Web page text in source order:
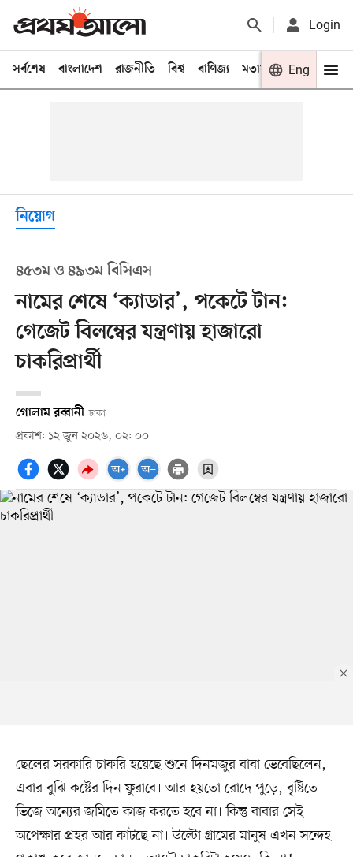
Login
সর্বশেষ বাংলাদেশ রাজনীতি বিশ্ব বাণিজ্য মতামত খেলা
Eng
নিয়োগ
৪৫তম ও ৪৯তম বিসিএস
নামের শেষে ‘ক্যাডার’, পকেটে টান:
গেজেট বিলম্বের যন্ত্রণায় হাজারো
চাকরিপ্রার্থী
গোলাম রব্বানী ঢাকা
প্রকাশ: ১২ জুন ২০২৬, ০২: ০০
ছেলের সরকারি চাকরি হয়েছে শুনে দিনমজুর বাবা ভেবেছিলেন,
এবার বুঝি কষ্টের দিন ফুরাবে। আর হয়তো রোদে পুড়ে, বৃষ্টিতে
ভিজে অন্যের জমিতে কাজ করতে হবে না। কিন্তু বাবার সেই
অপেক্ষার প্রহর আর কাটছে না। উল্টো গ্রামের মানুষ এখন সন্দেহ